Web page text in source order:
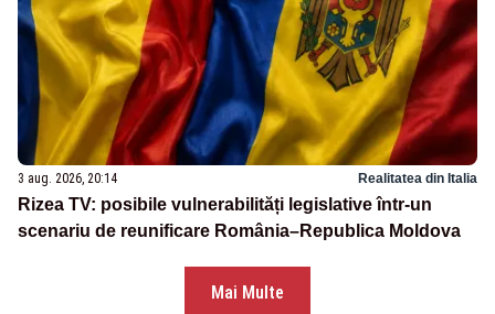
3 aug. 2026, 20:14 Realitatea din Italia
Rizea TV: posibile vulnerabilități legislative într-un
scenariu de reunificare România–Republica Moldova
Mai Multe